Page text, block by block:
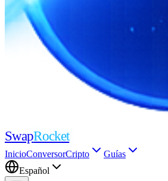
SwapRocket
InicioConversorCripto
Guías
Español